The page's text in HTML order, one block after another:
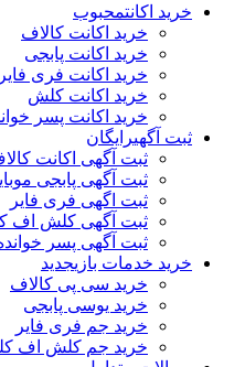
خرید اکانتمحبوب
خرید اکانت کالاف
خرید اکانت پابجی
خرید اکانت فری فایر
خرید اکانت کلش
خرید اکانت پسر
ثبت آگهیرایگان
ثبت آگهی اکانت
ثبت آگهی پابجی
ثبت اگهی فری فایر
ثبت آگهی کلش اف
ثبت آگهی پسر
خرید خدمات بازیجدید
خرید سی پی کالاف
خرید یوسی پابجی
خرید جم فری فایر
خرید جم کلش اف